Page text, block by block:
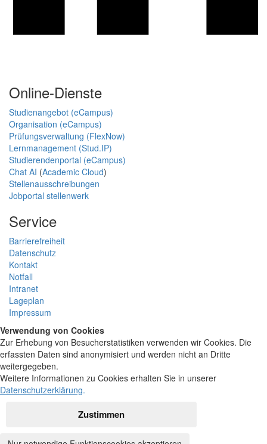
Online-Dienste
Studienangebot (eCampus)
Organisation (eCampus)
Prüfungsverwaltung (FlexNow)
Lernmanagement (Stud.IP)
Studierendenportal (eCampus)
Chat AI (Academic Cloud)
Stellenausschreibungen
Jobportal stellenwerk
Service
Barrierefreiheit
Datenschutz
Kontakt
Notfall
Intranet
Lageplan
Impressum
Verwendung von Cookies
Zur Erhebung von Besucherstatistiken verwenden wir Cookies. Die
erfassten Daten sind anonymisiert und werden nicht an Dritte
weitergegeben.
Weitere Informationen zu Cookies erhalten Sie in unserer
Datenschutzerklärung.
Zustimmen